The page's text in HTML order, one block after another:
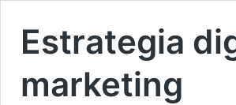
Estrategia
marketing